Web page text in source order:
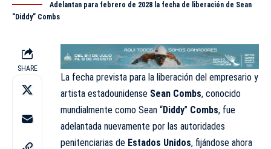
Adelantan para febrero de 2028 la fecha de liberación de Sean
“Diddy” Combs
SHARE
La fecha prevista para la liberación del empresario y
artista estadounidense Sean Combs, conocido
mundialmente como Sean “Diddy” Combs, fue
adelantada nuevamente por las autoridades
penitenciarias de Estados Unidos, fijándose ahora